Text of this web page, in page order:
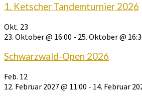
1. Ketscher Tandemturnier 2026
Okt. 23
23. Oktober @ 16:00 - 25. Oktober @
Schwarzwald-Open 2026
Feb. 12
12. Februar 2027 @ 11:00 - 14. Februar